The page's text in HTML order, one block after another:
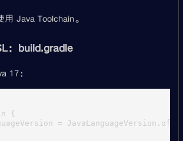
Java Toolchain。
：build.gradle
17：
{
=